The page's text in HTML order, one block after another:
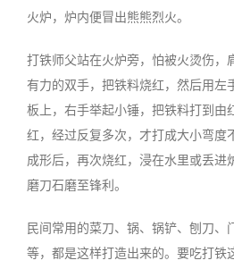
火炉，炉内便冒出熊熊烈火。
打铁师父站在火炉旁，怕被火烫伤，
有力的双手，把铁料烧红，然后用左
板上，右手举起小锤，把铁料打到由
红，经过反复多次，才打成大小弯度
成形后，再次烧红，浸在水里或丢进
磨刀石磨至锋利。
民间常用的菜刀、锅、锅铲、刨刀、
等，都是这样打造出来的。要吃打铁